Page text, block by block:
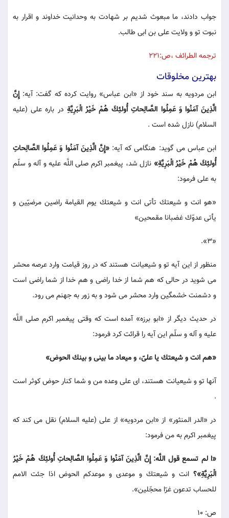
جواب دادند، ما مبعوث شديم بر شهادت به وحدانيت خداوند و اقرار به
نبوت تو و ولايت على بن ابى طالب.
ترجمه الطرائف ،ص:221
بهترين مخلوقات
ابن مردويه به سند خود از «ابن عباس» روايت كرده كه گفت: آيه:إِنَّ
الَّذِينَ آمَنُوا وَ عَمِلُوا الصَّالِحاتِ أُولئِكَ هُمْ خَيْرُ الْبَرِيَّةِ در باره على (عليه
السلام) نازل شده است .
ابن عباس مى گويد: هنگامى كه آيه:«إِنَّ الَّذِينَ آمَنُوا وَ عَمِلُوا الصَّالِحاتِ
أُولئِكَ هُمْ خَيْرُ الْبَرِيَّةِ» نازل شد، پيغمبر اكرم صلى اللَّه عليه و آله و سلّم
به على فرمود:
«هو انت و شيعتك تأتى انت و شيعتك يوم القيامة راضين مرضيّين و
يأتى عدوّك غضبانا مقمحين»
«3».
منظور از اين آيه تو و شيعيانت هستند كه در روز قيامت وارد عرصه محشر
مى شويد در حالى كه هم شما از خدا راضى و هم خدا از شما راضى است
و دشمنت خشمگين وارد محشر مى شود و به زور به جهنم مى رود.
در حديث ديگر از «ابو برزه» آمده است كه وقتى پيغمبر اكرم صلى اللَّه
عليه و آله و سلّم اين آيه را قرائت كرد فرمود:
«هم انت و شيعتك يا علىّ، و ميعاد ما بينى و بينك الحوض»
آنها تو و شيعيانت هستند، اى على وعده من و شما كنار حوض كوثر است
.
در «الدر المنثور» از «ابن مردويه» از على (عليه السلام) نقل مى كند كه
پيغمبر اكرم به من فرمود:
«ا لم تسمع قول اللَّه: إِنَّ الَّذِينَ آمَنُوا وَ عَمِلُوا الصَّالِحاتِ أُولئِكَ هُمْ خَيْرُ
الْبَرِيَّةِ»؟ انت و شيعتك و موعدى و موعدكم الحوض اذا جئت الامم
للحساب تدعون غرّا محجّلين».
ص: 10